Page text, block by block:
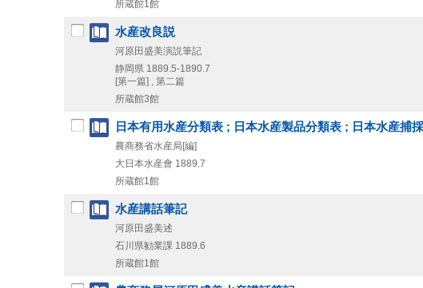
所蔵館1館
水産改良説
河原田盛美演説筆記
静岡県 1889.5-1890.7
[第一篇] , 第二篇
所蔵館3館
日本有用水産分類表 ; 日本水産製品分類表 ; 日本水産捕
農商務省水産局[編]
大日本水産會 1889.7
所蔵館1館
水産講話筆記
河原田盛美述
石川県勧業課 1889.6
所蔵館1館